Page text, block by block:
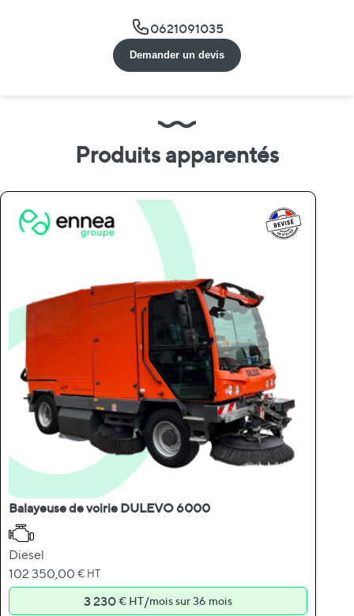
0621091035
Demander un devis
Produits apparentés
Balayeuse de voirie DULEVO 6000
Diesel
102 350,00 € HT
3 230€ HT/mois sur 36 mois